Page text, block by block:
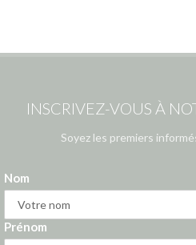
INSCRIVEZ-VOUS À
Soyez les premiers
Nom
Prénom